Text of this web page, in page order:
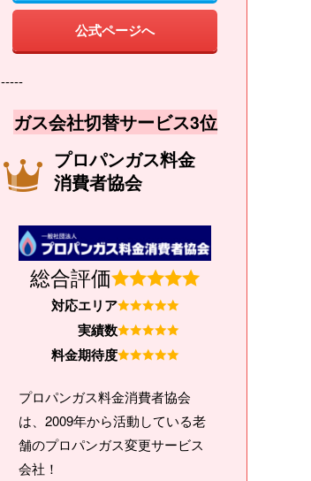
公式ページへ
-----
ガス会社切替サービス3位
プロパンガス料金
消費者協会
総合評価
対応エリア
実績数
料金期待度
プロパンガス料金消費者協会
は、2009年から活動している老
舗のプロパンガス変更サービス
会社！